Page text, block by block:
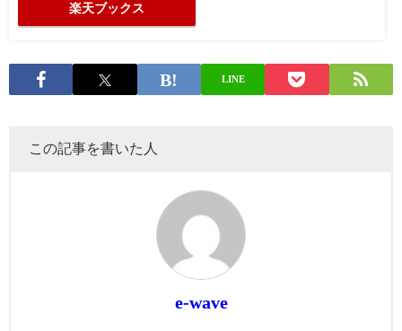
楽天ブックス
LINE
この記事を書いた人
e-wave